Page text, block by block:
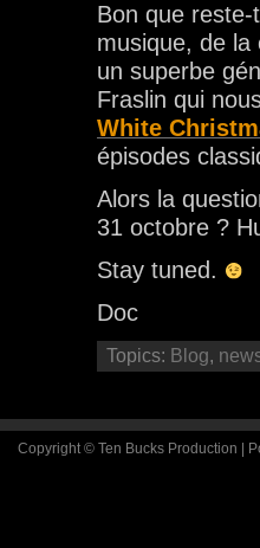
Bon que
musique, de la
un superbe
Fraslin qui
White
épisodes
Alors la
31 octobre ?
Stay tuned.
Doc
Topics: Blog,
Copyright © Ten Bucks Production |